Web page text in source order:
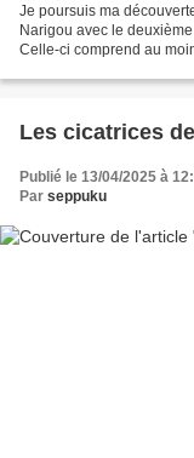
Je poursuis ma
Narigou avec le
Celle-ci comprend au
Les cicatrices
Publié le 13/04/2025 à
Par seppuku